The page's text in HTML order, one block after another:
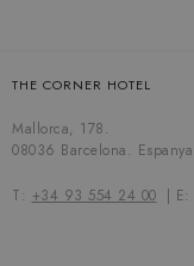
THE CORNER HOTEL
Mallorca, 178.
08036 Barcelona. Espanya
T: +34 93 554 24 00 E: